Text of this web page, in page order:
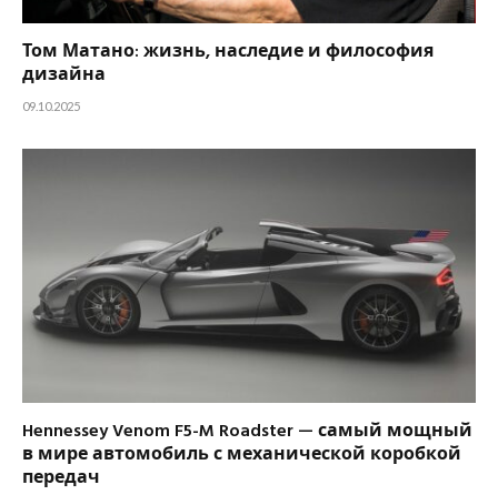
Том Матано: жизнь, наследие и философия
дизайна
09.10.2025
Hennessey Venom F5-M Roadster — самый мощный
в мире автомобиль с механической коробкой
передач